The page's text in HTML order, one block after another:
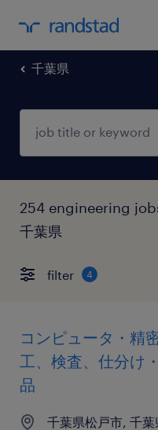
千葉県
254 engineering
千葉県
filter 4
コンピュータ・精
工、検査、仕分け
品
千葉県松戸市, 千葉